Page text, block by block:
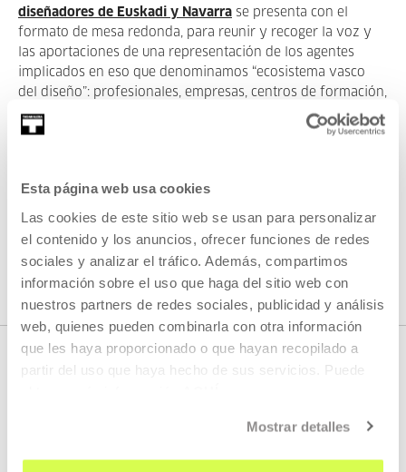
Esta página web usa cookies
Las cookies de este sitio web se usan para personalizar
el contenido y los anuncios, ofrecer funciones de redes
sociales y analizar el tráfico. Además, compartimos
información sobre el uso que haga del sitio web con
nuestros partners de redes sociales, publicidad y análisis
web, quienes pueden combinarla con otra información
que les haya proporcionado o que hayan recopilado a
partir del uso que haya hecho de sus servicios. Puede
Mostrar detalles
diseñadores de Euskadi y Navarra se presenta con el
formato de mesa redonda, para reunir y recoger la voz y
las aportaciones de una representación de los agentes
implicados en eso que denominamos “ecosistema vasco
del diseño”: profesionales, empresas, centros de formación,
instituciones, administraciones…